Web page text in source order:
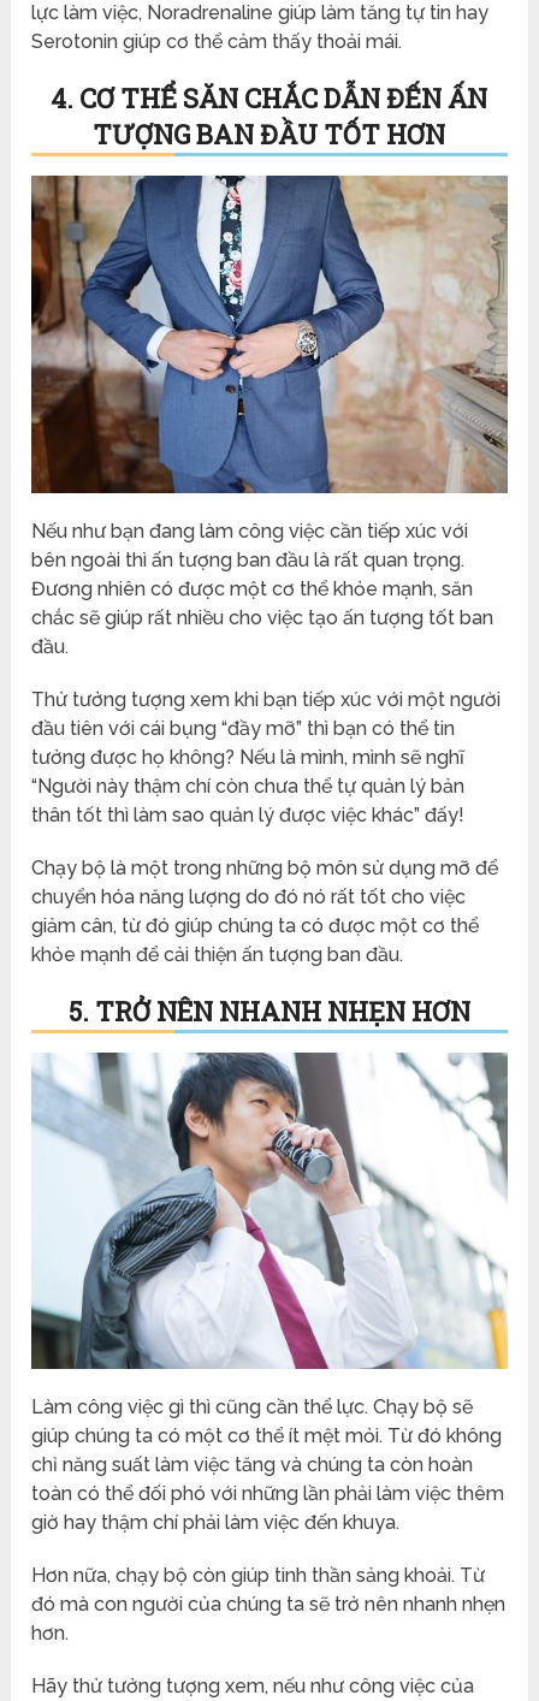
lực làm việc, Noradrenaline giúp làm tăng tự tin hay
Serotonin giúp cơ thể cảm thấy thoải mái.
4. CƠ THỂ SĂN CHẮC DẪN ĐẾN ẤN
TƯỢNG BAN ĐẦU TỐT HƠN
Nếu như bạn đang làm công việc cần tiếp xúc với
bên ngoài thì ấn tượng ban đầu là rất quan trọng.
Đương nhiên có được một cơ thể khỏe mạnh, săn
chắc sẽ giúp rất nhiều cho việc tạo ấn tượng tốt ban
đầu.
Thử tưởng tượng xem khi bạn tiếp xúc với một người
đầu tiên với cái bụng “đầy mỡ” thì bạn có thể tin
tưởng được họ không? Nếu là mình, mình sẽ nghĩ
“Người này thậm chí còn chưa thể tự quản lý bản
thân tốt thì làm sao quản lý được việc khác” đấy!
Chạy bộ là một trong những bộ môn sử dụng mỡ để
chuyển hóa năng lượng do đó nó rất tốt cho việc
giảm cân, từ đó giúp chúng ta có được một cơ thể
khỏe mạnh để cải thiện ấn tượng ban đầu.
5. TRỞ NÊN NHANH NHẸN HƠN
Làm công việc gì thì cũng cần thể lực. Chạy bộ sẽ
giúp chúng ta có một cơ thể ít mệt mỏi. Từ đó không
chỉ năng suất làm việc tăng và chúng ta còn hoàn
toàn có thể đối phó với những lần phải làm việc thêm
giờ hay thậm chí phải làm việc đến khuya.
Hơn nữa, chạy bộ còn giúp tinh thần sảng khoải. Từ
đó mà con người của chúng ta sẽ trở nên nhanh nhẹn
hơn.
Hãy thử tưởng tượng xem, nếu như công việc của